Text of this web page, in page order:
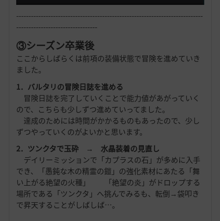
----------------------------------------------------------------------------
---------------------------------
③シーズン卒業後
ここからしばらくは前項の装備状態で冒険を進めていき
ました。
1．バルタリの冒険日誌を進める
冒険日誌を完了していくことで能力値があがっていく
ので、こちらも少しずつ進めていってました。
達成のためには時間がかかるものもあったので、少し
ずつやっていくのがよいかと思います。
2．ツンクタで玉砕 → 水晶装着の見直し
デイリーミッションで「カプラスの石」が多めに入手
でき、「愚鈍な木の精霊の鎧」の強化素材にあたる「舞
い上がる絶望の火種」 「絶望の炎」がドロップする
場所である「ツンクタ」へ挑んでみるも、転倒→袋叩き
で昇天することがしばしば…。